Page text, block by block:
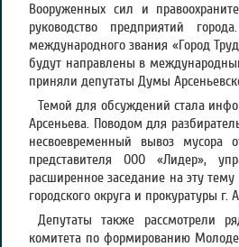
Вооруженных сил и
руководство предприятий
международного звания «Город
будут направлены в
приняли депутаты Думы
Темой для обсуждений стала
Арсеньева. Поводом для
несвоевременный вывоз мусора
представителя ООО «Лидер»,
расширенное заседание на эту
городского округа и прокуратуры г.
Депутаты также рассмотрели
комитета по формированию